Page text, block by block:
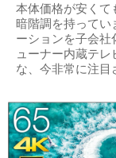
本体価格が安くて
暗階調を持ってい
ーションを子会社
ューナー内蔵テ
な、今非常に注目